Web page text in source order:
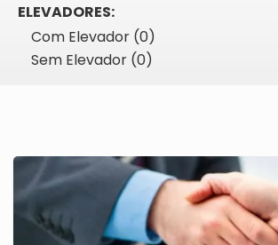
ELEVADORES:
Com Elevador (0)
Sem Elevador (0)